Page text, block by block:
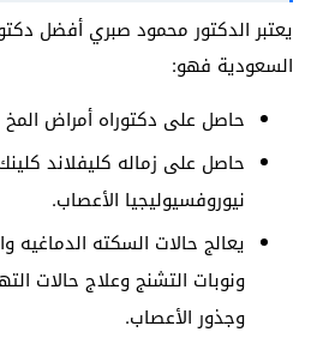
يعتبر الدكتور محمود صبري أفضل
السعودية فهو:
حاصل على دكتوراه أمراض المخ
حاصل على زماله كليفلاند
نيوروفسيوليجيا الأعصاب.
يعالج حالات السكته الدماغيه
ونوبات التشنج وعلاج حالات
وجذور الأعصاب.